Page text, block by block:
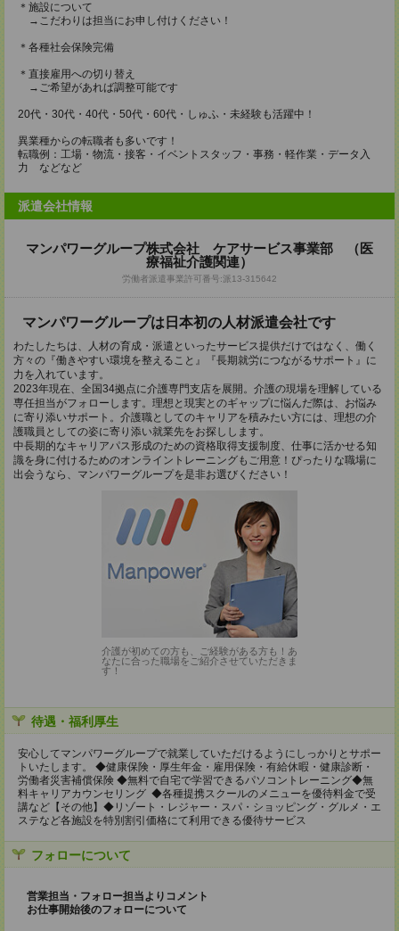
＊施設について
→こだわりは担当にお申し付けください！
＊各種社会保険完備
＊直接雇用への切り替え
→ご希望があれば調整可能です
20代・30代・40代・50代・60代・しゅふ・未経験も活躍中！
異業種からの転職者も多いです！
転職例：工場・物流・接客・イベントスタッフ・事務・軽作業・データ入
力 などなど
派遣会社情報
マンパワーグループ株式会社 ケアサービス事業部 （医
療福祉介護関連）
労働者派遣事業許可番号:派13-315642
マンパワーグループは日本初の人材派遣会社です
わたしたちは、人材の育成・派遣といったサービス提供だけではなく、働く
方々の『働きやすい環境を整えること』『長期就労につながるサポート』に
力を入れています。
2023年現在、全国34拠点に介護専門支店を展開。介護の現場を理解している
専任担当がフォローします。理想と現実とのギャップに悩んだ際は、お悩み
に寄り添いサポート。介護職としてのキャリアを積みたい方には、理想の介
護職員としての姿に寄り添い就業先をお探しします。
中長期的なキャリアパス形成のための資格取得支援制度、仕事に活かせる知
識を身に付けるためのオンライントレーニングもご用意！ぴったりな職場に
出会うなら、マンパワーグループを是非お選びください！
介護が初めての方も、ご経験がある方も！あ
なたに合った職場をご紹介させていただきま
す！
待遇・福利厚生
安心してマンパワーグループで就業していただけるようにしっかりとサポー
トいたします。 ◆健康保険・厚生年金・雇用保険・有給休暇・健康診断・
労働者災害補償保険 ◆無料で自宅で学習できるパソコントレーニング◆無
料キャリアカウンセリング ◆各種提携スクールのメニューを優待料金で受
講など【その他】◆リゾート・レジャー・スパ・ショッピング・グルメ・エ
ステなど各施設を特別割引価格にて利用できる優待サービス
フォローについて
営業担当・フォロー担当よりコメント
お仕事開始後のフォローについて